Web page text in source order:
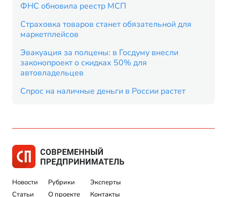
ФНС обновила реестр МСП
Страховка товаров станет обязательной для
маркетплейсов
Эвакуация за полцены: в Госдуму внесли
законопроект о скидках 50% для
автовладельцев
Спрос на наличные деньги в России растет
Новости
Статьи
Рубрики
О проекте
Эксперты
Контакты